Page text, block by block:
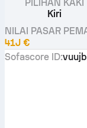
PILIHAN KAKI
Kiri
NILAI PASAR
41J €
Sofascore ID: